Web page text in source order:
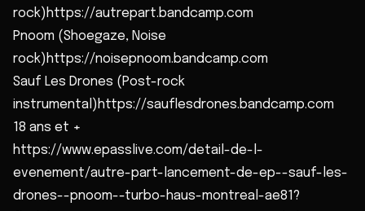
rock)https://autrepart.bandcamp.com
Pnoom (Shoegaze, Noise
rock)https://noisepnoom.bandcamp.com
Sauf Les Drones (Post-rock
instrumental)https://sauflesdrones.bandcamp.com
18 ans et +
https://www.epasslive.com/detail-de-l-
evenement/autre-part-lancement-de-ep--sauf-les-
drones--pnoom--turbo-haus-montreal-ae81?